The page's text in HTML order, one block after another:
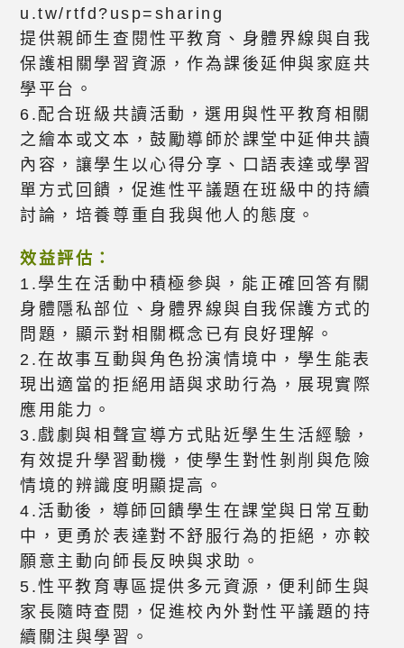
u.tw/rtfd?usp=sharing
提供親師生查閱性平教育、身體界線與自我
保護相關學習資源，作為課後延伸與家庭共
學平台。
6.配合班級共讀活動，選用與性平教育相關
之繪本或文本，鼓勵導師於課堂中延伸共讀
內容，讓學生以心得分享、口語表達或學習
單方式回饋，促進性平議題在班級中的持續
討論，培養尊重自我與他人的態度。
效益評估：
1.學生在活動中積極參與，能正確回答有關
身體隱私部位、身體界線與自我保護方式的
問題，顯示對相關概念已有良好理解。
2.在故事互動與角色扮演情境中，學生能表
現出適當的拒絕用語與求助行為，展現實際
應用能力。
3.戲劇與相聲宣導方式貼近學生生活經驗，
有效提升學習動機，使學生對性剝削與危險
情境的辨識度明顯提高。
4.活動後，導師回饋學生在課堂與日常互動
中，更勇於表達對不舒服行為的拒絕，亦較
願意主動向師長反映與求助。
5.性平教育專區提供多元資源，便利師生與
家長隨時查閱，促進校內外對性平議題的持
續關注與學習。